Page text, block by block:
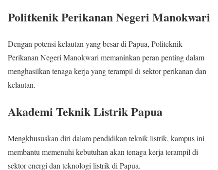
Politkenik Perikanan Negeri Manokwari
Dengan potensi kelautan yang besar di Papua, Politeknik
Perikanan Negeri Manokwari memaninkan peran penting dalam
menghasilkan tenaga kerja yang terampil di sektor perikanan dan
kelautan.
Akademi Teknik Listrik Papua
Mengkhususkan diri dalam pendidikan teknik listrik, kampus ini
membantu memenuhi kebutuhan akan tenaga kerja terampil di
sektor energi dan teknologi listrik di Papua.